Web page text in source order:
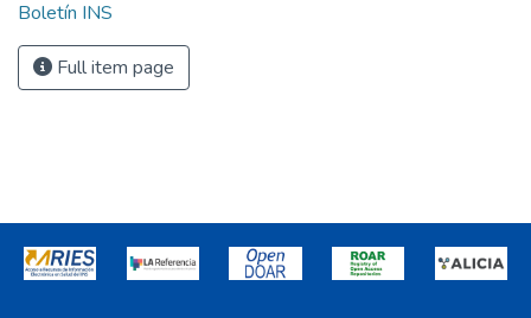
Boletín INS
Full item page